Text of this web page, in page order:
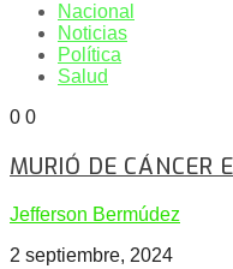
Nacional
Noticias
Política
Salud
0 0
MURIÓ DE CÁNCER
Jefferson Bermúdez
2 septiembre, 2024